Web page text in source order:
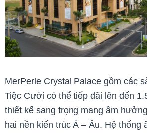
MerPerle Crystal Palace gồm các
Tiệc Cưới có thể tiếp đãi lên đến
thiết kế sang trọng mang âm
hai nền kiến trúc Á – Âu. Hệ thống